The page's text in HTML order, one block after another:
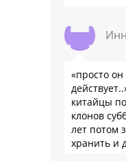
«просто
китайцы
клонов
лет потом
хранить и